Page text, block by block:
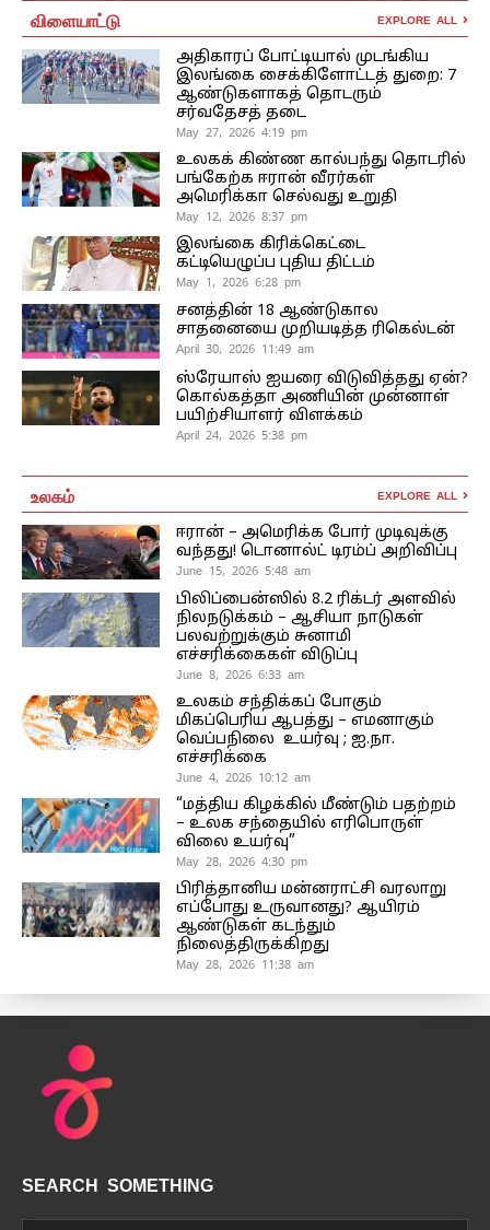
விளையாட்டு EXPLORE ALL
அதிகாரப் போட்டியால் முடங்கிய
இலங்கை சைக்கிளோட்டத் துறை: 7
ஆண்டுகளாகத் தொடரும்
சர்வதேசத் தடை
May 27, 2026 4:19 pm
உலகக் கிண்ண கால்பந்து தொடரில்
பங்கேற்க ஈரான் வீரர்கள்
அமெரிக்கா செல்வது உறுதி
May 12, 2026 8:37 pm
இலங்கை கிரிக்கெட்டை
கட்டியெழுப்ப புதிய திட்டம்
May 1, 2026 6:28 pm
சனத்தின் 18 ஆண்டுகால
சாதனையை முறியடித்த ரிகெல்டன்
April 30, 2026 11:49 am
ஸ்ரேயாஸ் ஐயரை விடுவித்தது ஏன்?
கொல்கத்தா அணியின் முன்னாள்
பயிற்சியாளர் விளக்கம்
April 24, 2026 5:38 pm
உலகம் EXPLORE ALL
ஈரான் – அமெரிக்க போர் முடிவுக்கு
வந்தது! டொனால்ட் டிரம்ப் அறிவிப்பு
June 15, 2026 5:48 am
பிலிப்பைன்ஸில் 8.2 ரிக்டர் அளவில்
நிலநடுக்கம் – ஆசியா நாடுகள்
பலவற்றுக்கும் சுனாமி
எச்சரிக்கைகள் விடுப்பு
June 8, 2026 6:33 am
உலகம் சந்திக்கப் போகும்
மிகப்பெரிய ஆபத்து – எமனாகும்
வெப்பநிலை உயர்வு ; ஐ.நா.
எச்சரிக்கை
June 4, 2026 10:12 am
“மத்திய கிழக்கில் மீண்டும் பதற்றம்
– உலக சந்தையில் எரிபொருள்
விலை உயர்வு”
May 28, 2026 4:30 pm
பிரித்தானிய மன்னராட்சி வரலாறு
எப்போது உருவானது? ஆயிரம்
ஆண்டுகள் கடந்தும்
நிலைத்திருக்கிறது
May 28, 2026 11:38 am
SEARCH SOMETHING